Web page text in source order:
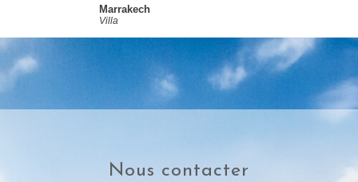
Marrakech
Villa
nous contacter